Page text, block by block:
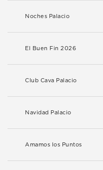
Noches Palacio
El Buen Fin 2026
Club Cava Palacio
Navidad Palacio
Amamos los Puntos